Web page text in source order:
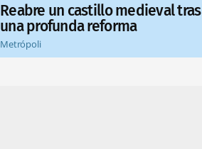
Reabre un castillo medieval tras
una profunda reforma
Metrópoli